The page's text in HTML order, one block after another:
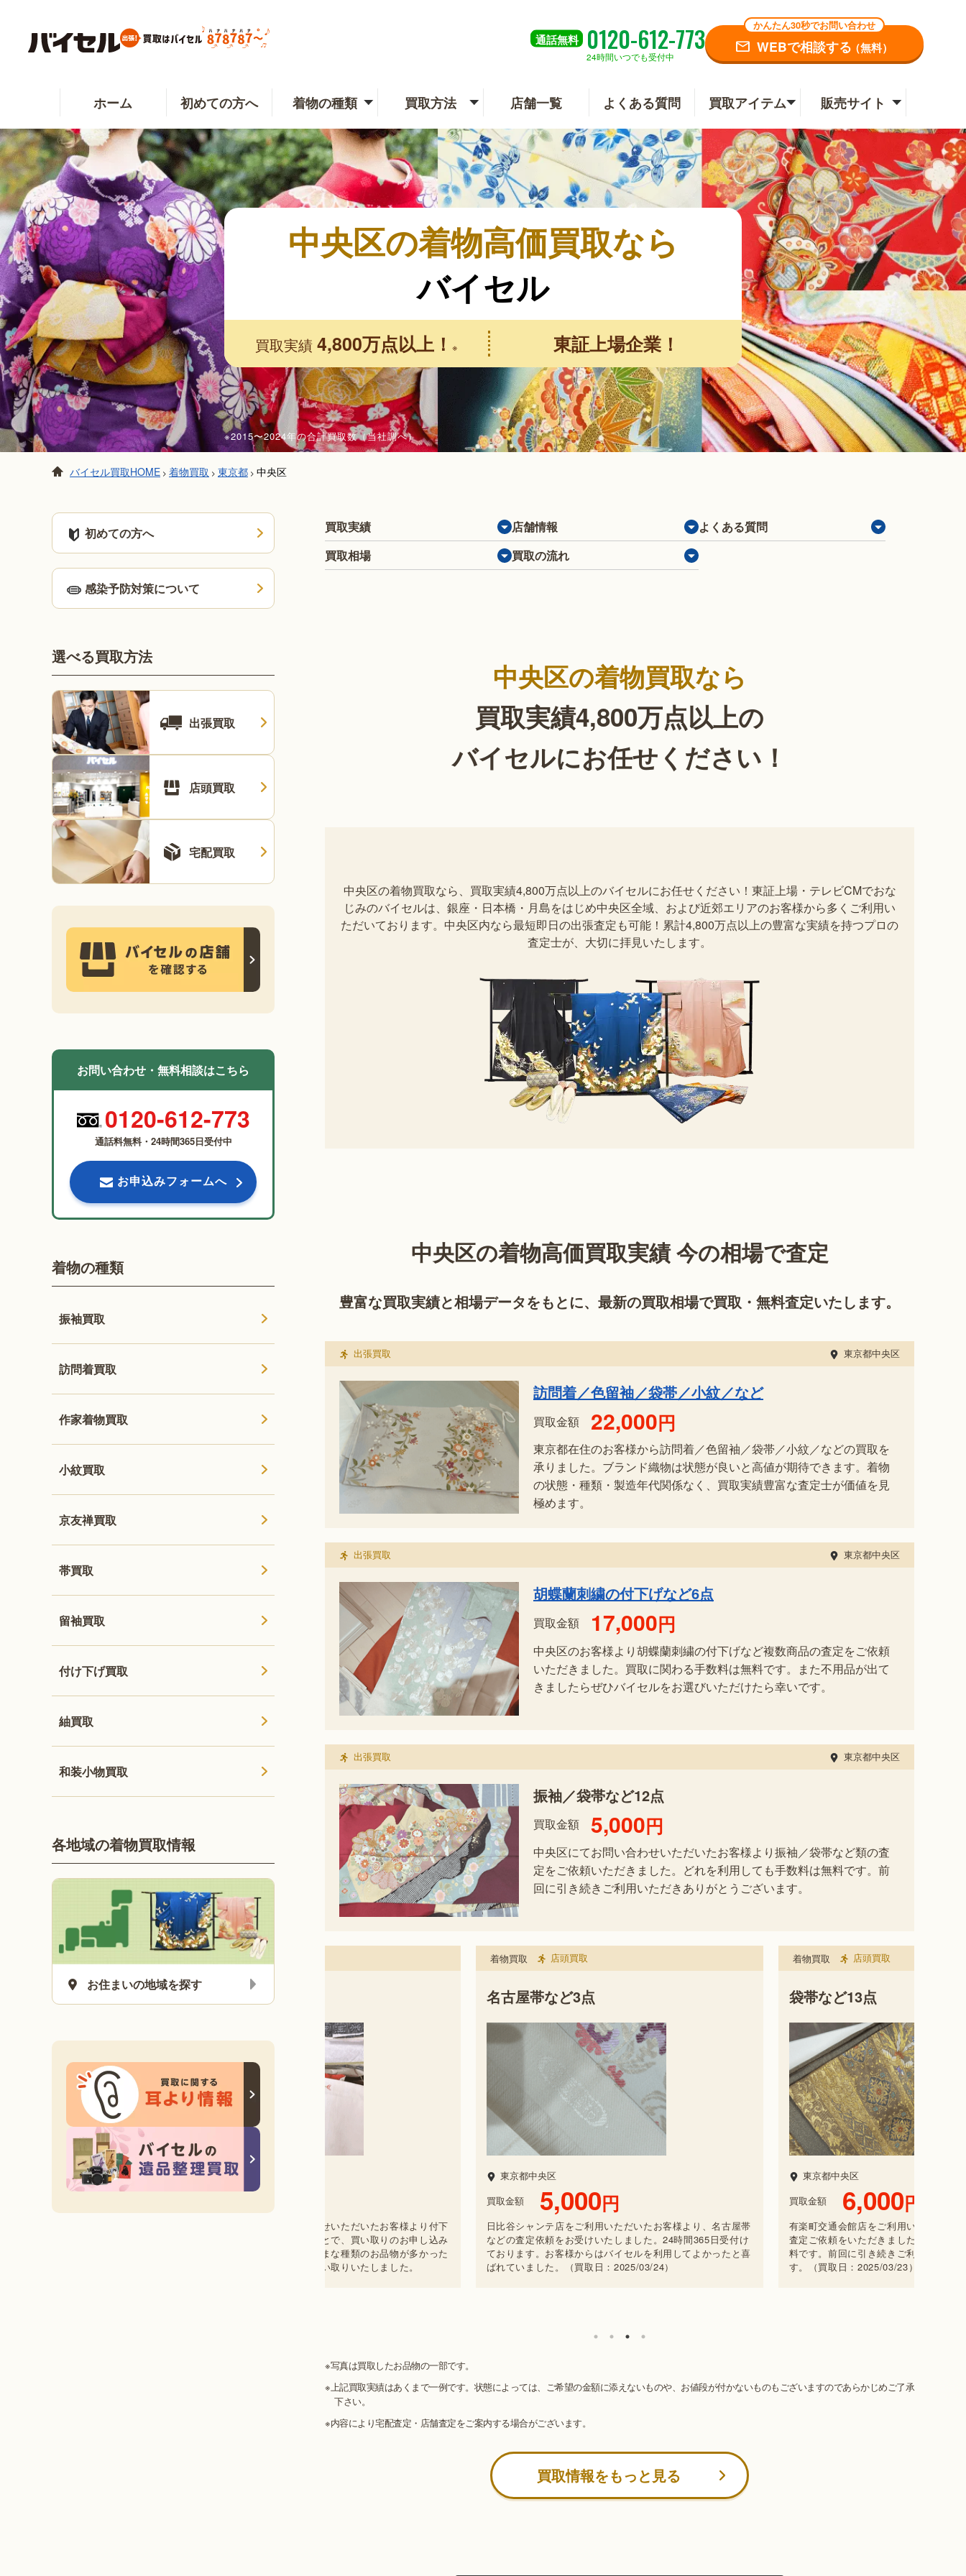
通話無料 0120-612-773
24時間いつでも受付中
かんたん30秒でお問い合わせ
WEBで相談する（無料）
ホーム 初めての方へ 着物の種類 買取方法 店舗一覧 よくある質問 買取アイテム 販売サイト
中央区の着物高価買取なら
バイセル
買取実績 4,800万点以上！ ※ 東証上場企業！
※2015〜2024年の合計買取数（当社調べ）
バイセル買取HOME > 着物買取 > 東京都 > 中央区
買取実績 店舗情報
よくある質問
買取相場
買取の流れ
中央区の着物買取なら
買取実績4,800万点以上の
バイセルにお任せください！
中央区の着物買取なら、買取実績4,800万点以上のバイセルにお任せください！東証上場・テレビCMでおな
じみのバイセルは、銀座・日本橋・月島をはじめ中央区全域、および近郊エリアのお客様から多くご利用い
ただいております。中央区内なら最短即日の出張査定も可能！累計4,800万点以上の豊富な実績を持つプロの
査定士が、大切に拝見いたします。
中央区の着物高価買取実績 今の相場で査定
豊富な買取実績と相場データをもとに、最新の買取相場で買取・無料査定いたします。
出張買取 東京都中央区
訪問着／色留袖／袋帯／小紋／など
買取金額 22,000円
東京都在住のお客様から訪問着／色留袖／袋帯／小紋／などの買取を
承りました。ブランド織物は状態が良いと高値が期待できます。着物
の状態・種類・製造年代関係なく、買取実績豊富な査定士が価値を見
極めます。
出張買取 東京都中央区
胡蝶蘭刺繍の付下げなど6点
買取金額 17,000円
中央区のお客様より胡蝶蘭刺繍の付下げなど複数商品の査定をご依頼
いただきました。買取に関わる手数料は無料です。また不用品が出て
きましたらぜひバイセルをお選びいただけたら幸いです。
出張買取 東京都中央区
振袖／袋帯など12点
買取金額 5,000円
中央区にてお問い合わせいただいたお客様より振袖／袋帯など類の査
定をご依頼いただきました。どれを利用しても手数料は無料です。前
回に引き続きご利用いただきありがとうございます。
／袋帯／付下げ／な
出張買取
付下げ／袋帯など9点
東京都中央区
3,000
東京都からお電話でお問い合わせいただいたお客様より付下
げ／袋帯などを買取希望とのことで、買い取りのお申し込み
いただきました。本当にさまざまな種類のお品物が多かった
ですが、お客様の想いと共に買い取りいたしました。
着物買取 店頭買取
名古屋帯など3点
東京都中央区
買取金額
5,000円
日比谷シャンテ店をご利用いただいたお客様より、名古屋帯
などの査定依頼をお受けいたしました。24時間365日受付け
ております。お客様からはバイセルを利用してよかったと喜
ばれていました。（買取日：2025/03/24）
着物買取 店頭買取
袋帯など13点
東京都中央区
買取金額
6,000円
有楽町交通会館店をご利用いただいた
査定ご依頼をいただきました。どれを
料です。前回に引き続きご利用いただ
す。（買取日：2025/03/23）
※写真は買取したお品物の一部です。
※上記買取実績はあくまで一例です。状態によっては、ご希望の金額に添えないものや、お値段が付かないものもございますのであらかじめご了承
下さい。
※内容により宅配査定・店舗査定をご案内する場合がございます。
買取情報をもっと見る
初めての方へ
感染予防対策について
選べる買取方法
出張買取
店頭買取
宅配買取
お問い合わせ・無料相談はこちら
0120-612-773
通話料無料・24時間365日受付中
お申込みフォームへ
着物の種類
振袖買取
訪問着買取
作家着物買取
小紋買取
京友禅買取
帯買取
留袖買取
付け下げ買取
紬買取
和装小物買取
各地域の着物買取情報
お住まいの地域を探す